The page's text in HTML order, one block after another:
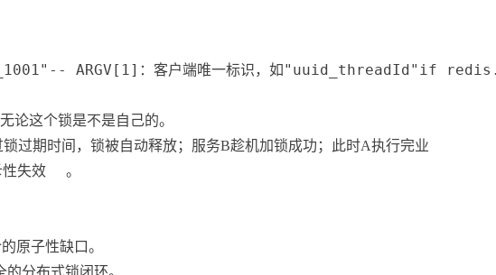
ARGV[1]：客户端唯一标识，如
论这个锁是不是自己的。
过期时间，锁被自动释放；服务B趁机加锁成功；此时A执行完业
失效
。
原子性缺口。
分布式锁闭环。